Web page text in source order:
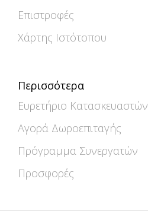
Επιστροφές
Χάρτης Ιστότοπου
Περισσότερα
Ευρετήριο Κατασκευαστών
Αγορά Δωροεπιταγής
Πρόγραμμα Συνεργατών
Προσφορές